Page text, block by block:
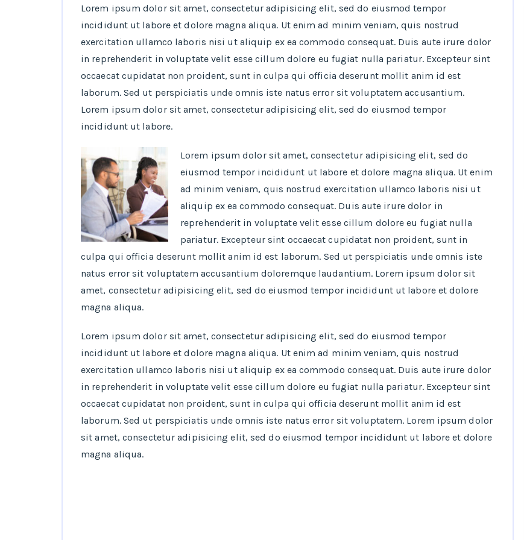
Lorem ipsum dolor sit amet, consectetur adipisicing elit, sed do eiusmod tempor
incididunt ut labore et dolore magna aliqua. Ut enim ad minim veniam, quis nostrud
exercitation ullamco laboris nisi ut aliquip ex ea commodo consequat. Duis aute irure dolor
in reprehenderit in voluptate velit esse cillum dolore eu fugiat nulla pariatur. Excepteur sint
occaecat cupidatat non proident, sunt in culpa qui officia deserunt mollit anim id est
laborum. Sed ut perspiciatis unde omnis iste natus error sit voluptatem accusantium.
Lorem ipsum dolor sit amet, consectetur adipisicing elit, sed do eiusmod tempor
incididunt ut labore.
Lorem ipsum dolor sit amet, consectetur adipisicing elit, sed do
eiusmod tempor incididunt ut labore et dolore magna aliqua. Ut enim
ad minim veniam, quis nostrud exercitation ullamco laboris nisi ut
aliquip ex ea commodo consequat. Duis aute irure dolor in
reprehenderit in voluptate velit esse cillum dolore eu fugiat nulla
pariatur. Excepteur sint occaecat cupidatat non proident, sunt in
culpa qui officia deserunt mollit anim id est laborum. Sed ut perspiciatis unde omnis iste
natus error sit voluptatem accusantium doloremque laudantium. Lorem ipsum dolor sit
amet, consectetur adipisicing elit, sed do eiusmod tempor incididunt ut labore et dolore
magna aliqua.
Lorem ipsum dolor sit amet, consectetur adipisicing elit, sed do eiusmod tempor
incididunt ut labore et dolore magna aliqua. Ut enim ad minim veniam, quis nostrud
exercitation ullamco laboris nisi ut aliquip ex ea commodo consequat. Duis aute irure dolor
in reprehenderit in voluptate velit esse cillum dolore eu fugiat nulla pariatur. Excepteur sint
occaecat cupidatat non proident, sunt in culpa qui officia deserunt mollit anim id est
laborum. Sed ut perspiciatis unde omnis iste natus error sit voluptatem. Lorem ipsum dolor
sit amet, consectetur adipisicing elit, sed do eiusmod tempor incididunt ut labore et dolore
magna aliqua.